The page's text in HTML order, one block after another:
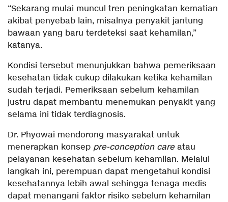
“Sekarang mulai muncul tren peningkatan kematian
akibat penyebab lain, misalnya penyakit jantung
bawaan yang baru terdeteksi saat kehamilan,”
katanya.
Kondisi tersebut menunjukkan bahwa pemeriksaan
kesehatan tidak cukup dilakukan ketika kehamilan
sudah terjadi. Pemeriksaan sebelum kehamilan
justru dapat membantu menemukan penyakit yang
selama ini tidak terdiagnosis.
Dr. Phyowai mendorong masyarakat untuk
menerapkan konsep pre-conception care atau
pelayanan kesehatan sebelum kehamilan. Melalui
langkah ini, perempuan dapat mengetahui kondisi
kesehatannya lebih awal sehingga tenaga medis
dapat menangani faktor risiko sebelum kehamilan